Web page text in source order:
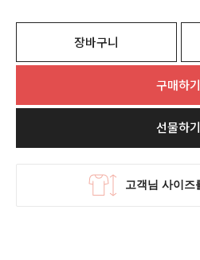
장바구니
구매하기
선물하기